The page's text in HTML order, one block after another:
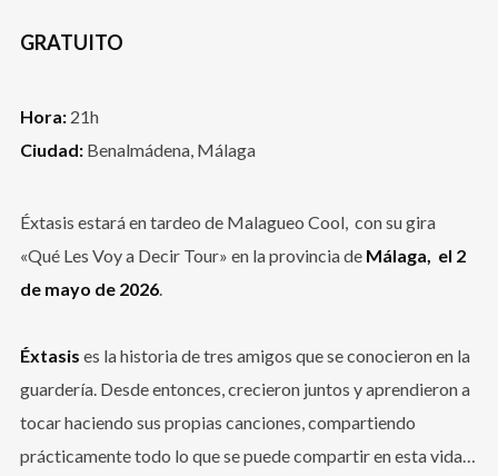
GRATUITO
Hora:21h
Ciudad: Benalmádena, Málaga
Éxtasis estará en tardeo de Malagueo Cool, con su gira
«Qué Les Voy a Decir Tour» en la provincia de Málaga, el 2
de mayo de 2026.
Éxtasis es la historia de tres amigos que se conocieron en la
guardería. Desde entonces, crecieron juntos y aprendieron a
tocar haciendo sus propias canciones, compartiendo
prácticamente todo lo que se puede compartir en esta vida…